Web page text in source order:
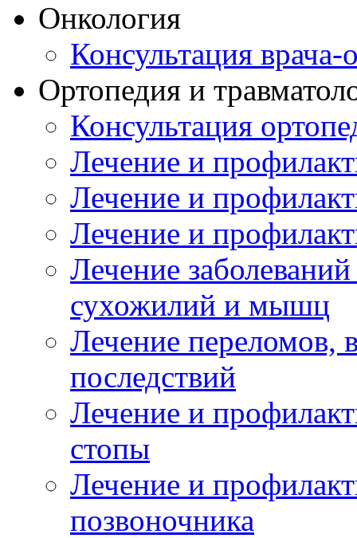
Онкология
Консультация врача-
Ортопедия и
Консультация
Лечение и
Лечение и
Лечение и
Лечение
сухожилий и мышц
Лечение переломов,
последствий
Лечение и
стопы
Лечение и
позвоночника